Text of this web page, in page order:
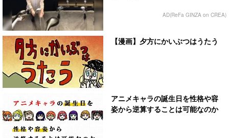
AD(ReFa GINZA on CREA)
【漫画】夕方にかいぶつはうたう
アニメキャラの誕生日を性格や容
姿から逆算することは可能なのか